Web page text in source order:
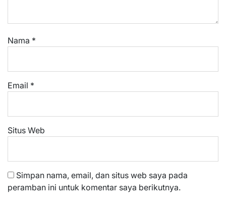
Nama *
Email *
Situs Web
Simpan nama, email, dan situs web saya pada
peramban ini untuk komentar saya berikutnya.